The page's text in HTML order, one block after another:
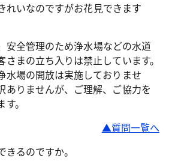
れいなのですがお花見できます
安全管理のため浄水場などの水道
さまの立ち入りは禁止しています。
水場の開放は実施しておりませ
ありませんが、ご理解、ご協力を
。
▲質問一覧へ
るのですか。